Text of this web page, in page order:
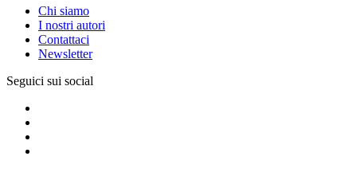
Chi siamo
I nostri autori
Contattaci
Newsletter
Seguici sui social